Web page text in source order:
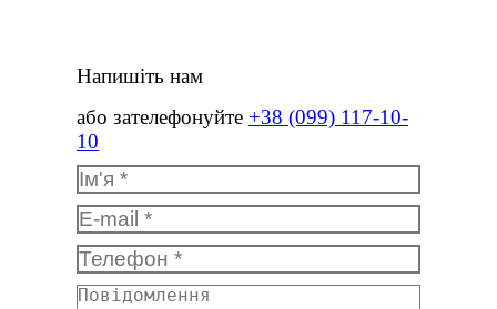
Напишіть нам
або зателефонуйте +38 (099) 117-10-
10
Ім'я *
E-mail *
Телефон *
Повідомлення